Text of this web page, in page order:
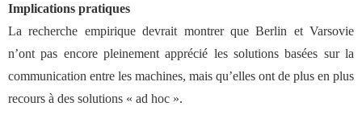
Implications pratiques
La recherche empirique devrait montrer que Berlin et Varsovie
n’ont pas encore pleinement apprécié les solutions basées sur la
communication entre les machines, mais qu’elles ont de plus en plus
recours à des solutions « ad hoc ».